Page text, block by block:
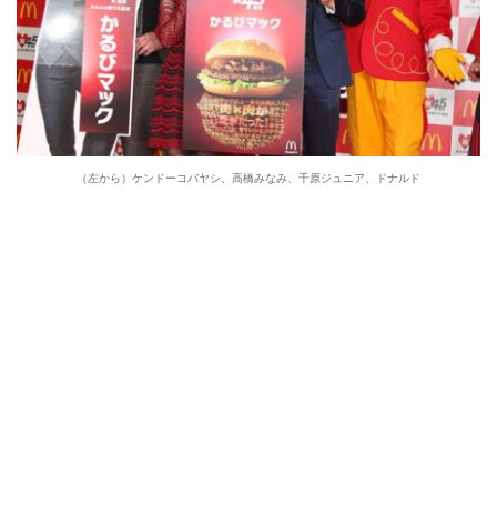
（左から）ケンドーコバヤシ、高橋みなみ、千原ジュニア、ドナルド